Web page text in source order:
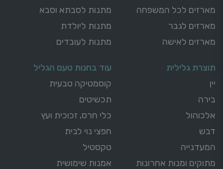
מארזים לכל המשפחה
מארזים לגבר
מארזים לאישה
מתנות לסבתא וסבא
מתנות ליולדת
מתנות לעובדים
תוצרת גלילית
יין
בירה
אלכוהול
דבש
המעדנייה
מתוקים ומנות אחרונות
עוד בחנות טעם הגליל
קוסמטיקה טבעית
תכשיטים
כלי חרס, זכוכית ועץ
חפצי נוי לבית
טקסטיל
אמנות שימושית